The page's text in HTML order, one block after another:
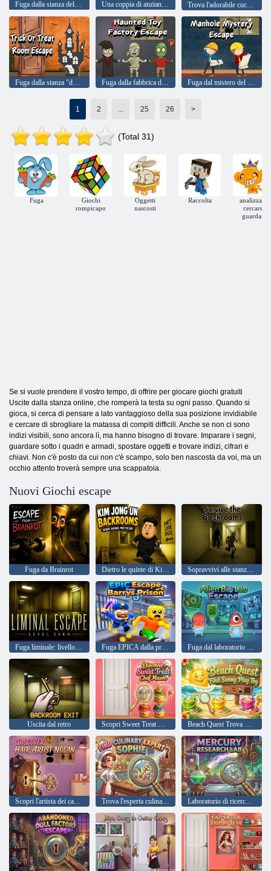
Una coppia di anziani è scappata dal castello di Halloween Trova l'adorabile cucciolo Dolcetto o Scherzetto
Fuga dalla fabbrica di giocattoli infestata
1 2 25 26 >
(Total 31)
Fuga
Giochi
rompicapo
Oggetti
nascosti
Raccolta
analizzare,
cercare,
guardare
Se si vuole prendere il vostro tempo, di offrire per giocare giochi gratuiti
Uscite dalla stanza online, che romperà la testa su ogni passo. Quando si
gioca, si cerca di pensare a lato vantaggioso della sua posizione invidiabile
e cercare di sbrogliare la matassa di compiti difficili. Anche se non ci sono
indizi visibili, sono ancora lì, ma hanno bisogno di trovare. Imparare i segni,
guardare sotto i quadri e armadi, spostare oggetti e trovare indizi, cifrari e
chiavi. Non c'è posto da cui non c'è scampo, solo ben nascosta da voi, ma un
occhio attento troverà sempre una scappatoia.
Nuovi Giochi escape
Fuga da Brainrot Dietro le quinte di Kim Jong Un Sopravvivi alle stanze dietro le quinte
Fuga EPICA dalla prigione di Barrys
Uscita dal retro Scopri Sweet Treat Chef Mason Beach Quest Trova Sunny Play Toy
Scopri l'artista dei capelli Nolan Trova l'esperta culinaria Sophie Laboratorio di ricerca sul mercurio